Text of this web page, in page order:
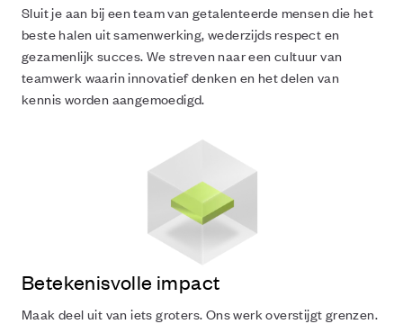
Sluit je aan bij een team van getalenteerde mensen die het
beste halen uit samenwerking, wederzijds respect en
gezamenlijk succes. We streven naar een cultuur van
teamwerk waarin innovatief denken en het delen van
kennis worden aangemoedigd.
Betekenisvolle impact
Maak deel uit van iets groters. Ons werk overstijgt grenzen.